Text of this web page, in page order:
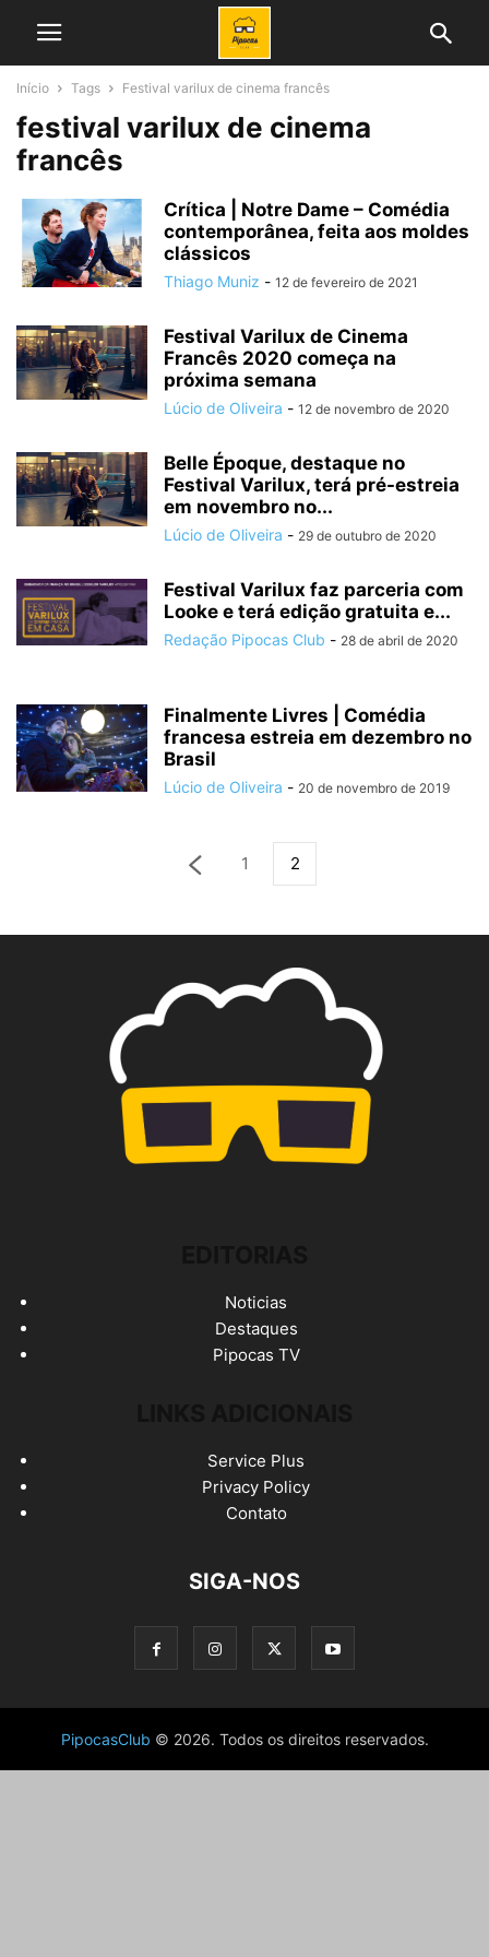
Início Tags Festival varilux de cinema francês
festival varilux de cinema
francês
Crítica | Notre Dame – Comédia
contemporânea, feita aos moldes
clássicos
Thiago Muniz - 12 de fevereiro de 2021
Festival Varilux de Cinema
Francês 2020 começa na
próxima semana
Lúcio de Oliveira - 12 de novembro de 2020
Belle Époque, destaque no
Festival Varilux, terá pré-estreia
em novembro no...
Lúcio de Oliveira - 29 de outubro de 2020
Festival Varilux faz parceria com
Looke e terá edição gratuita e...
Redação Pipocas Club - 28 de abril de 2020
Finalmente Livres | Comédia
francesa estreia em dezembro no
Brasil
Lúcio de Oliveira - 20 de novembro de 2019
1 2
Noticias
Destaques
Pipocas TV
Service Plus
Privacy Policy
Contato
SIGA-NOS
PipocasClub © 2026. Todos os direitos reservados.